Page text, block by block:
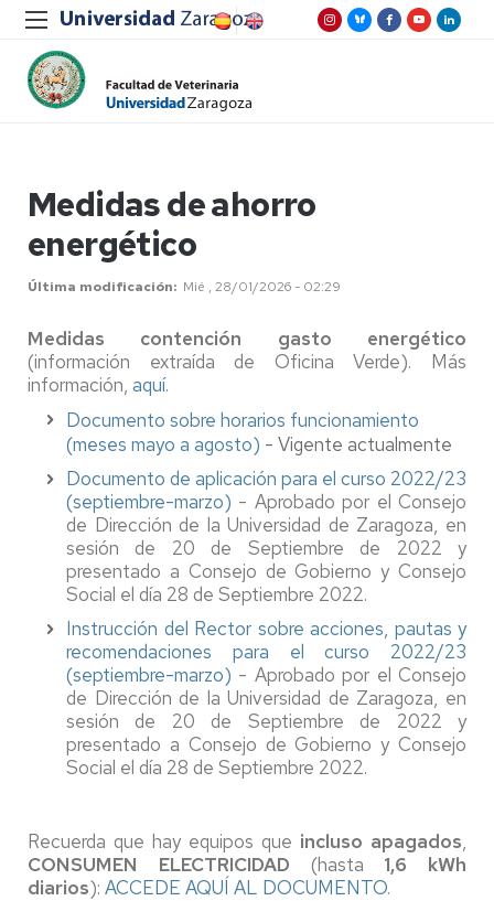
Medidas de ahorro
energético
Última modificación Mié , 28/01/2026 - 02:29
Medidas contención gasto energético
(información extraída de Oficina Verde). Más
información, aquí.
Documento sobre horarios funcionamiento
(meses mayo a agosto) - Vigente actualmente
Documento de aplicación para el curso 2022/23
(septiembre-marzo) - Aprobado por el Consejo
de Dirección de la Universidad de Zaragoza, en
sesión de 20 de Septiembre de 2022 y
presentado a Consejo de Gobierno y Consejo
Social el día 28 de Septiembre 2022.
Instrucción del Rector sobre acciones, pautas y
recomendaciones para el curso 2022/23
(septiembre-marzo) - Aprobado por el Consejo
de Dirección de la Universidad de Zaragoza, en
sesión de 20 de Septiembre de 2022 y
presentado a Consejo de Gobierno y Consejo
Social el día 28 de Septiembre 2022.
Recuerda que hay equipos que incluso apagados,
CONSUMEN ELECTRICIDAD (hasta 1,6 kWh
diarios): ACCEDE AQUÍ AL DOCUMENTO.